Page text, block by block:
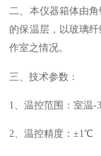
二、 本仪器箱体由
的保温层，以玻璃
作室之情况。
三、技术参数：
1、温控范围：室温-
2、温控精度：±1℃